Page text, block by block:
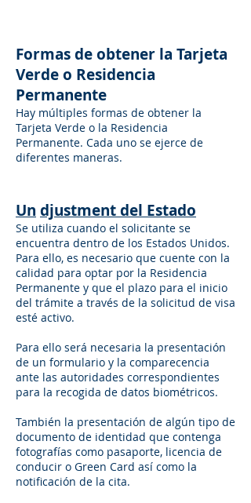
Formas de obtener la Tarjeta
Verde o Residencia
Permanente
Hay múltiples formas de obtener la
Tarjeta Verde o la Residencia
Permanente. Cada uno se ejerce de
diferentes maneras.
Un djustment del Estado
Se utiliza cuando el solicitante se
encuentra dentro de los Estados Unidos.
Para ello, es necesario que cuente con la
calidad para optar por la Residencia
Permanente y que el plazo para el inicio
del trámite a través de la solicitud de visa
esté activo.
Para ello será necesaria la presentación
de un formulario y la comparecencia
ante las autoridades correspondientes
para la recogida de datos biométricos.
También la presentación de algún tipo de
documento de identidad que contenga
fotografías como pasaporte, licencia de
conducir o Green Card así como la
notificación de la cita.